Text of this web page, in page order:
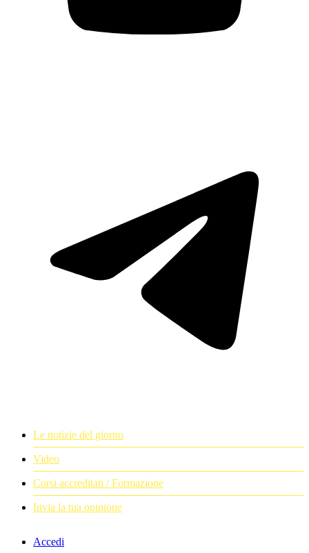
Le notizie del giorno
Video
Corsi accreditati / Formazione
Invia la tua opinione
Accedi